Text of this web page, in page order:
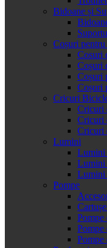
Bidoane și
Coșuri
Cosuri
Coșuri
Coșuri
Coșuri
Cricuri
Cricuri
Cricuri
Cricuri
Lumini
Lumini
Lumini
Lumini
Pompe
Pompe
Pompe
Pompe